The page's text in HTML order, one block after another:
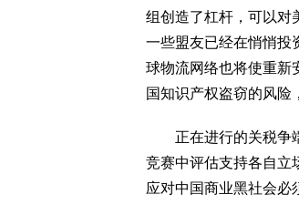
组创造了杠杆，可以对
一些盟友已经在悄悄投
球物流网络也将使重新
国知识产权盗窃的风险
正在进行的关税争端
竞赛中评估支持各自立
应对中国商业黑社会必